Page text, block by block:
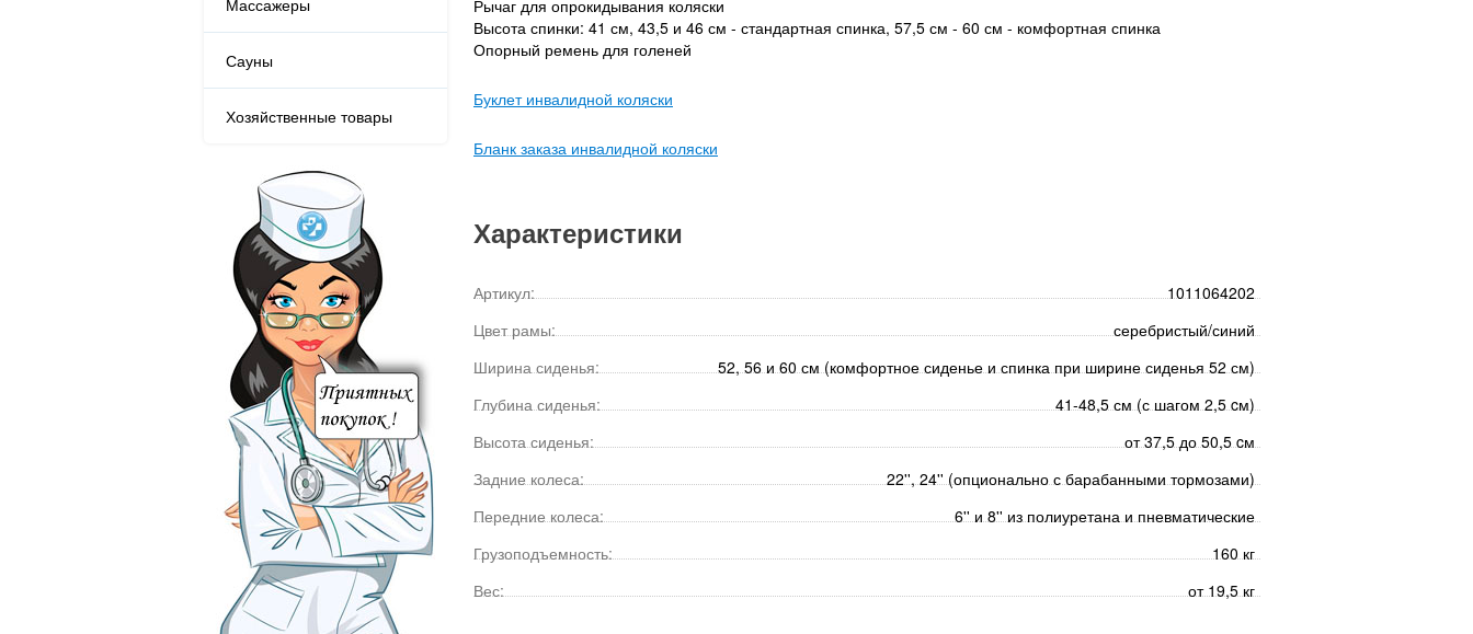
Массажеры
Сауны
Хозяйственные товары
Рычаг для опрокидывания коляски
Высота спинки: 41 см, 43,5 и 46 см - стандартная спинка, 57,5 см - 60 см - комфортная спинка
Опорный ремень для голеней
Буклет инвалидной коляски
Бланк заказа инвалидной коляски
Характеристики
Артикул:
1011064202
Цвет рамы:
серебристый/синий
Ширина сиденья:
52, 56 и 60 см (комфортное сиденье и спинка при ширине сиденья 52 см)
Глубина сиденья:
41-48,5 см (с шагом 2,5 cм)
Высота сиденья:
от 37,5 до 50,5 cм
Задние колеса:
22'', 24'' (опционально с барабанными тормозами)
Передние колеса:
6'' и 8'' из полиуретана и пневматические
Грузоподъемность:
160 кг
Вес:
от 19,5 кг